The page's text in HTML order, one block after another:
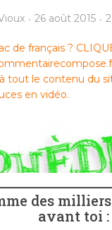
26 août 2015
de français ?
tout le contenu du
en vidéo.
des
avant toi :